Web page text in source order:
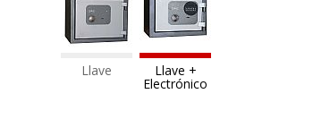
Llave Llave +
Electrónico